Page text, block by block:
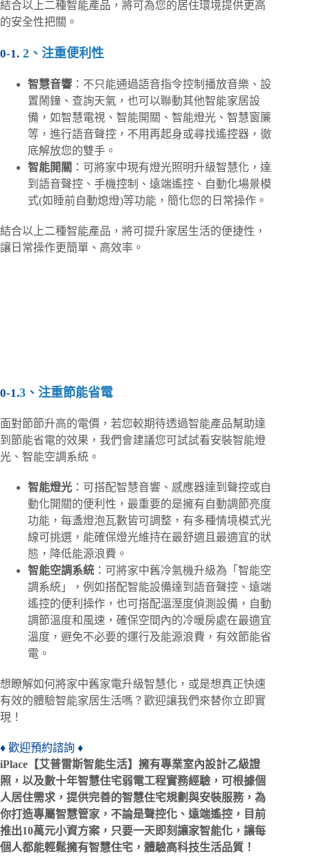
結合以上二種智能產品，將可為您的居住環境提供更高
的安全性把關。
2、注重便利性
智慧音響 ：不只能通過語音指令控制播放音樂、設
置鬧鐘、查詢天氣，也可以聯動其他智能家居設
備，如智慧電視、智能開關、智能燈光、智慧窗簾
等，進行語音聲控，不用再起身或尋找遙控器，徹
底解放您的雙手。
智能開關 ：可將家中現有燈光照明升級智慧化，達
到語音聲控、手機控制、遠端遙控、自動化場景模
式(如睡前自動熄燈)等功能，簡化您的日常操作。
結合以上二種智能產品，將可提升家居生活的便捷性，
讓日常操作更簡單、高效率。
3、注重節能省電
面對節節升高的電價，若您較期待透過智能產品幫助達
到節能省電的效果，我們會建議您可試試看安裝智能燈
光、智能空調系統。
智能燈光 ：可搭配智慧音響、感應器達到聲控或自
動化開關的便利性，最重要的是擁有自動調節亮度
功能，每盞燈泡瓦數皆可調整，有多種情境模式光
線可挑選，能確保燈光維持在最舒適且最適宜的狀
態，降低能源浪費。
智能空調系統 ：可將家中舊冷氣機升級為「智能空
調系統」，例如搭配智能設備達到語音聲控、遠端
遙控的便利操作，也可搭配溫溼度偵測設備，自動
調節溫度和風速，確保空間內的冷暖房處在最適宜
溫度，避免不必要的運行及能源浪費，有效節能省
電。
想瞭解如何將家中舊家電升級智慧化，或是想真正快速
有效的體驗智能家居生活嗎？歡迎讓我們來替你立即實
現！
♦ 歡迎預約諮詢 ♦
iPlace【艾普雷斯智能生活】擁有專業室內設計乙級證
照，以及數十年智慧住宅弱電工程實務經驗，可根據個
人居住需求，提供完善的智慧住宅規劃與安裝服務，為
你打造專屬智慧管家，不論是聲控化、遠端遙控，目前
推出10萬元小資方案，只要一天即刻讓家智能化，讓每
個人都能輕鬆擁有智慧住宅，體驗高科技生活品質！